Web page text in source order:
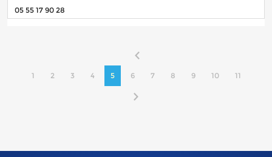
05 55 17 90 28
1 2 3 4 5 6 7 8 9 10 11